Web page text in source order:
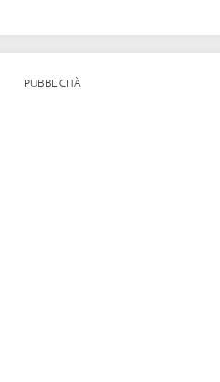
PUBBLICITÀ